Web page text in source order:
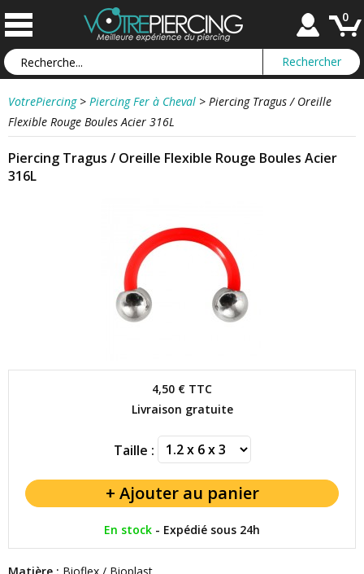
0
VotrePiercing > Piercing Fer à Cheval > Piercing Tragus / Oreille
Flexible Rouge Boules Acier 316L
Piercing Tragus / Oreille Flexible Rouge Boules Acier
316L
4,50 € TTC
Livraison gratuite
Taille :
En stock - Expédié sous 24h